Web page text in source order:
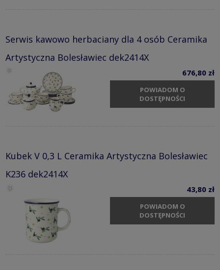
Serwis kawowo herbaciany dla 4 osób Ceramika
Artystyczna Bolesławiec dek2414X
676,80 zł
POWIADOM O
DOSTĘPNOŚCI
Kubek V 0,3 L Ceramika Artystyczna Bolesławiec
K236 dek2414X
43,80 zł
POWIADOM O
DOSTĘPNOŚCI